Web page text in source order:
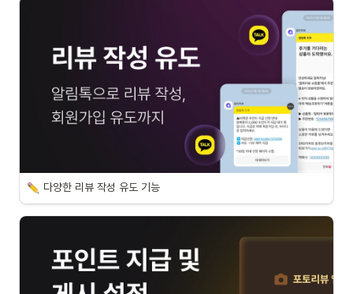
다양한 리뷰 작성 유도 기능